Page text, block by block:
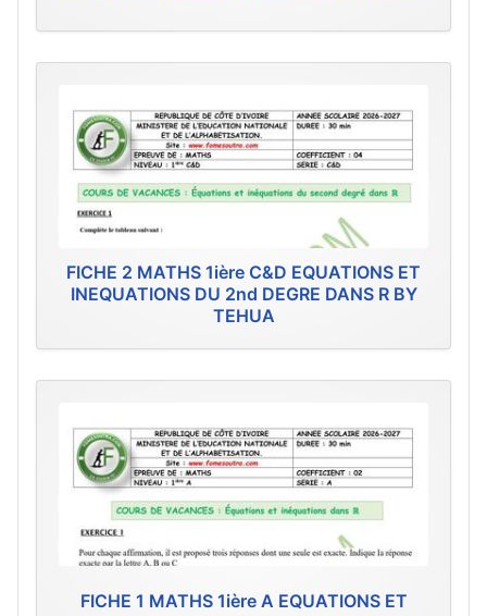
FICHE 2 MATHS 1ière C&D EQUATIONS ET
INEQUATIONS DU 2nd DEGRE DANS R BY
TEHUA
FICHE 1 MATHS 1ière A EQUATIONS ET